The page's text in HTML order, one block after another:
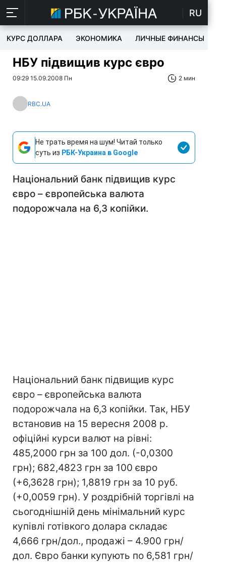
RU
КУРС ДОЛЛАРА ЭКОНОМИКА ЛИЧНЫЕ ФИНАНСЫ
НБУ підвищив курс євро
09:29 15.09.2008 Пн 2 мин
RBC.UA
Не трать время на шум! Читай только
суть из РБК-Украина в Google
Національний банк підвищив курс
євро – європейська валюта
подорожчала на 6,3 копійки.
Національний банк підвищив курс
євро – європейська валюта
подорожчала на 6,3 копійки. Так, НБУ
встановив на 15 вересня 2008 р.
офіційні курси валют на рівні:
485,2000 грн за 100 дол. (-0,0300
грн); 682,4823 грн за 100 євро
(+6,3628 грн); 1,8819 грн за 10 руб.
(+0,0059 грн). У роздрібній торгівлі на
сьогоднішній день мінімальний курс
купівлі готівкого долара складає
4,666 грн/дол., продажі – 4.900 грн/
дол. Євро банки купують по 6,581 грн/